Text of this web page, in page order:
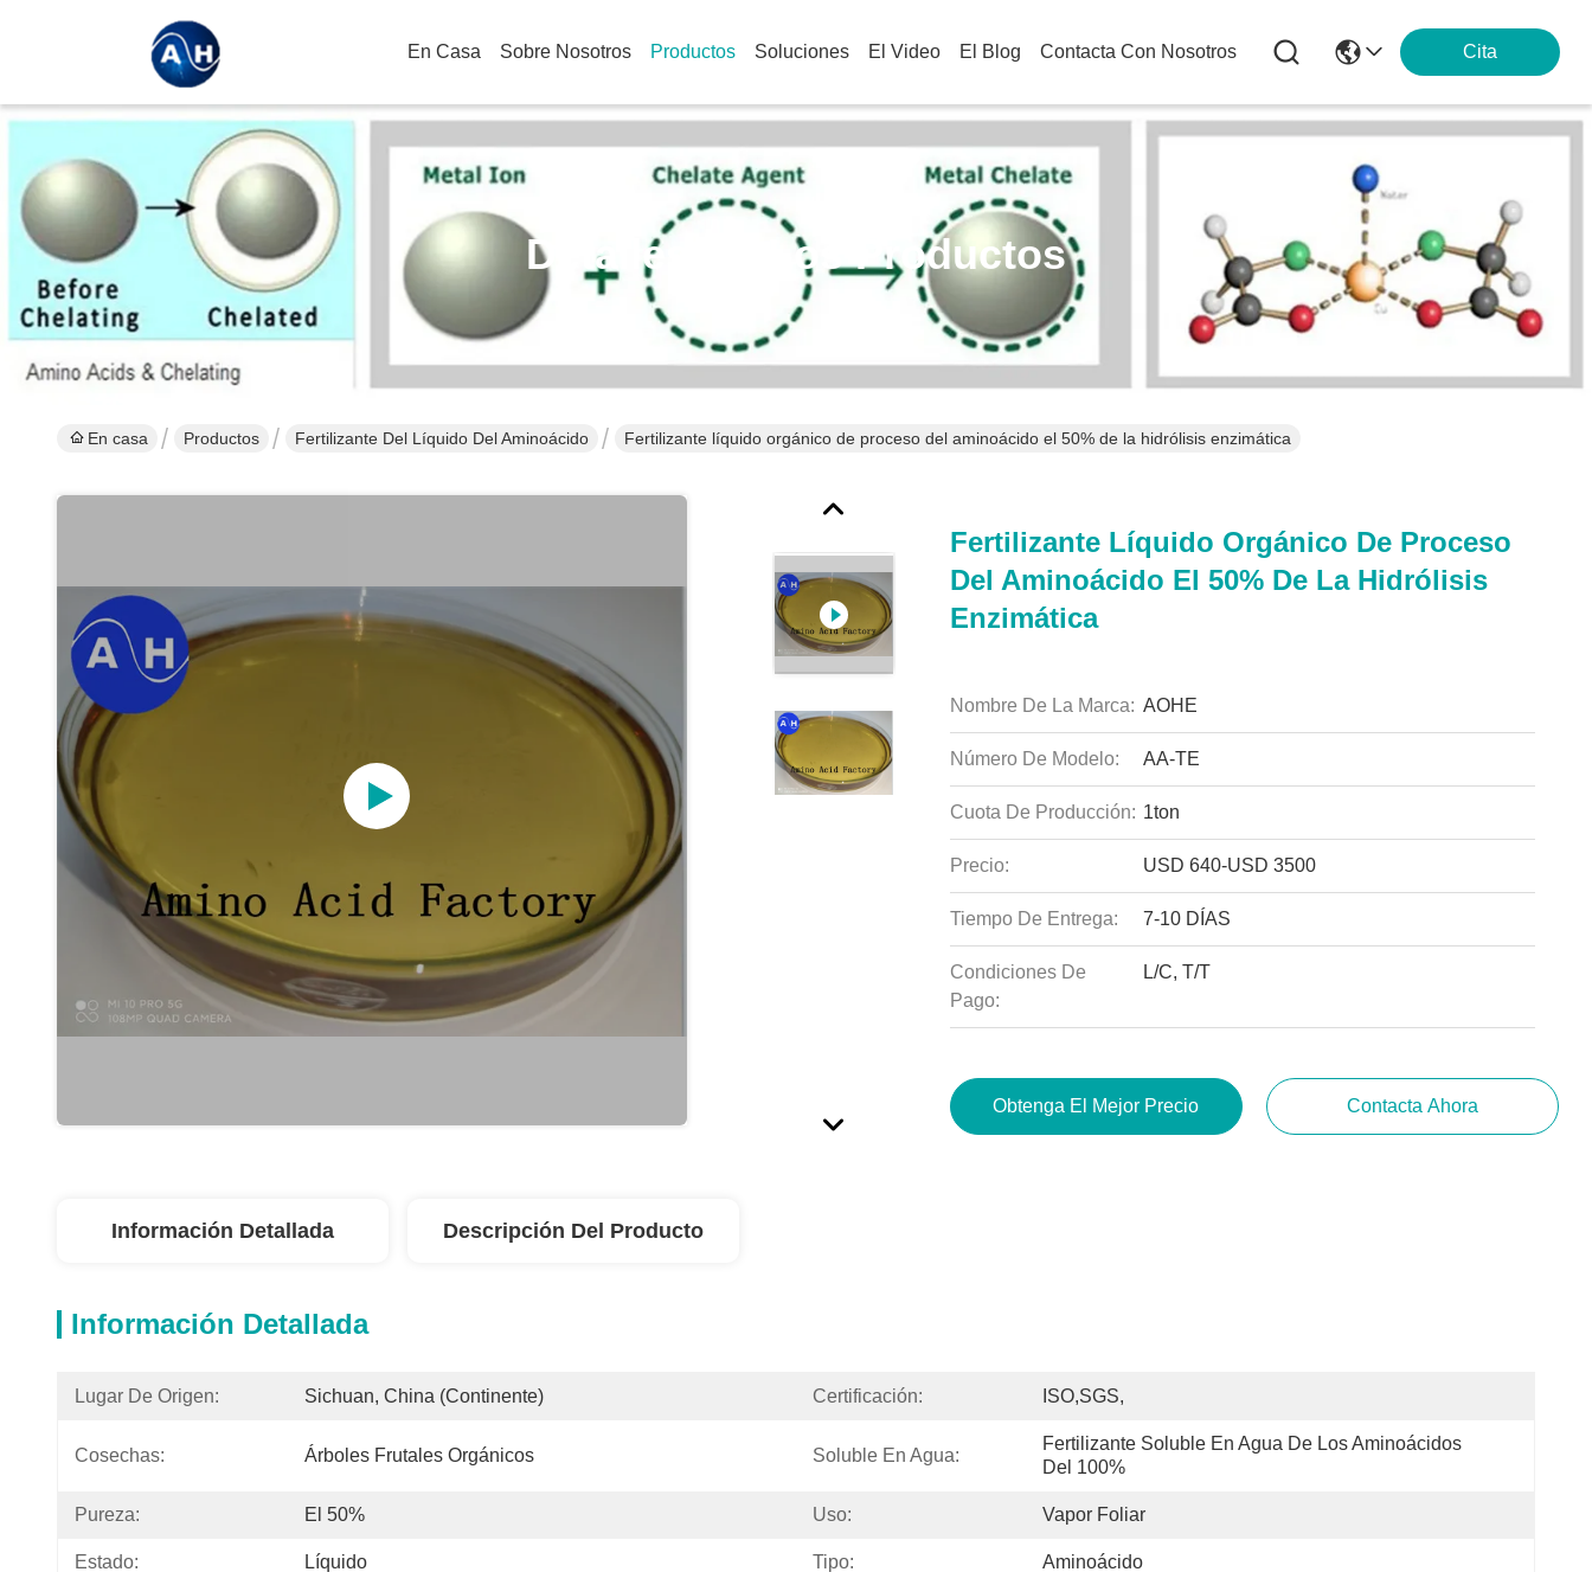
En Casa Sobre Nosotros Productos Soluciones El Video El Blog Contacta Con Nosotros Cita
Detalles De Los Productos
En casa Productos Fertilizante Del Líquido Del Aminoácido Fertilizante líquido orgánico de proceso del aminoácido el 50% de la hidrólisis enzimática
Fertilizante Líquido Orgánico De Proceso
Del Aminoácido El 50% De La Hidrólisis
Enzimática
Nombre De La Marca: AOHE
Número De Modelo: AA-TE
Cuota De Producción: 1ton
Precio: USD 640-USD 3500
Tiempo De Entrega: 7-10 DÍAS
Condiciones De
Pago:
L/C, T/T
Obtenga El Mejor Precio Contacta Ahora
Información Detallada Descripción Del Producto
Información Detallada
Lugar De Origen: Sichuan, China (continente) Certificación: ISO,SGS,
Cosechas: Árboles Frutales Orgánicos Soluble En Agua:
Fertilizante Soluble En Agua De Los Aminoácidos
Del 100%
Pureza: El 50% Uso: Vapor Foliar
Estado: Líquido Tipo: Aminoácido